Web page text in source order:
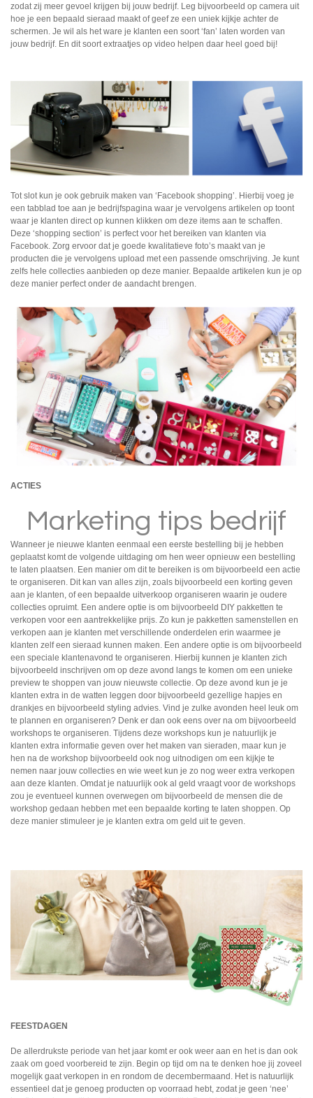
zodat zij meer gevoel krijgen bij jouw bedrijf. Leg bijvoorbeeld op camera uit
hoe je een bepaald sieraad maakt of geef ze een uniek kijkje achter de
schermen. Je wil als het ware je klanten een soort ‘fan’ laten worden van
jouw bedrijf. En dit soort extraatjes op video helpen daar heel goed bij!
Tot slot kun je ook gebruik maken van ‘Facebook shopping’. Hierbij voeg je
een tabblad toe aan je bedrijfspagina waar je vervolgens artikelen op toont
waar je klanten direct op kunnen klikken om deze items aan te schaffen.
Deze ‘shopping section’ is perfect voor het bereiken van klanten via
Facebook. Zorg ervoor dat je goede kwalitatieve foto’s maakt van je
producten die je vervolgens upload met een passende omschrijving. Je kunt
zelfs hele collecties aanbieden op deze manier. Bepaalde artikelen kun je op
deze manier perfect onder de aandacht brengen.
ACTIES
Marketing tips bedrijf
Wanneer je nieuwe klanten eenmaal een eerste bestelling bij je hebben
geplaatst komt de volgende uitdaging om hen weer opnieuw een bestelling
te laten plaatsen. Een manier om dit te bereiken is om bijvoorbeeld een actie
te organiseren. Dit kan van alles zijn, zoals bijvoorbeeld een korting geven
aan je klanten, of een bepaalde uitverkoop organiseren waarin je oudere
collecties opruimt. Een andere optie is om bijvoorbeeld DIY pakketten te
verkopen voor een aantrekkelijke prijs. Zo kun je pakketten samenstellen en
verkopen aan je klanten met verschillende onderdelen erin waarmee je
klanten zelf een sieraad kunnen maken. Een andere optie is om bijvoorbeeld
een speciale klantenavond te organiseren. Hierbij kunnen je klanten zich
bijvoorbeeld inschrijven om op deze avond langs te komen om een unieke
preview te shoppen van jouw nieuwste collectie. Op deze avond kun je je
klanten extra in de watten leggen door bijvoorbeeld gezellige hapjes en
drankjes en bijvoorbeeld styling advies. Vind je zulke avonden heel leuk om
te plannen en organiseren? Denk er dan ook eens over na om bijvoorbeeld
workshops te organiseren. Tijdens deze workshops kun je natuurlijk je
klanten extra informatie geven over het maken van sieraden, maar kun je
hen na de workshop bijvoorbeeld ook nog uitnodigen om een kijkje te
nemen naar jouw collecties en wie weet kun je zo nog weer extra verkopen
aan deze klanten. Omdat je natuurlijk ook al geld vraagt voor de workshops
zou je eventueel kunnen overwegen om bijvoorbeeld de mensen die de
workshop gedaan hebben met een bepaalde korting te laten shoppen. Op
deze manier stimuleer je je klanten extra om geld uit te geven.
FEESTDAGEN
De allerdrukste periode van het jaar komt er ook weer aan en het is dan ook
zaak om goed voorbereid te zijn. Begin op tijd om na te denken hoe jij zoveel
mogelijk gaat verkopen in en rondom de decembermaand. Het is natuurlijk
essentieel dat je genoeg producten op voorraad hebt, zodat je geen ‘nee’